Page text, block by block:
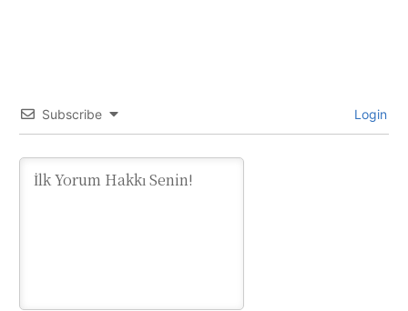
Subscribe Login